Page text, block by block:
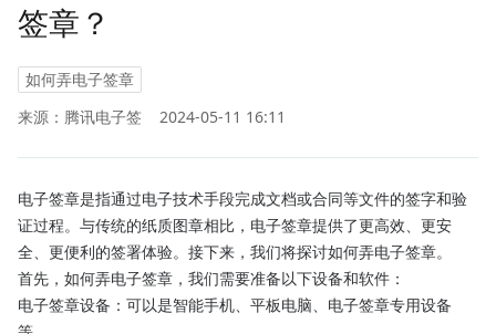
签章？
如何弄电子签章
来源：腾讯电子签
2024-05-11 16:11
电子签章是指通过电子技术手段完成文档或合同等文件的签字和验
证过程。与传统的纸质图章相比，电子签章提供了更高效、更安
全、更便利的签署体验。接下来，我们将探讨如何弄电子签章。
首先，如何弄电子签章，我们需要准备以下设备和软件：
电子签章设备：可以是智能手机、平板电脑、电子签章专用设备